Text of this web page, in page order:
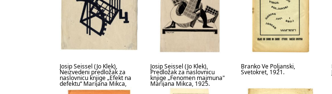
Josip Seissel (Jo Klek),
Neizvedeni predložak za
naslovnicu knjige „Efekt na
defektu“ Marijana Mikca,
1923.
Josip Seissel (Jo Klek),
Predložak za naslovnicu
knjige „Fenomen majmuna"
Marijana Mikca, 1925.
Branko Ve Poljanski,
Svetokret, 1921.